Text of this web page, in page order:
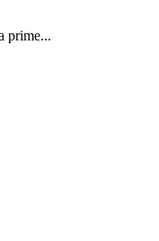
prime...